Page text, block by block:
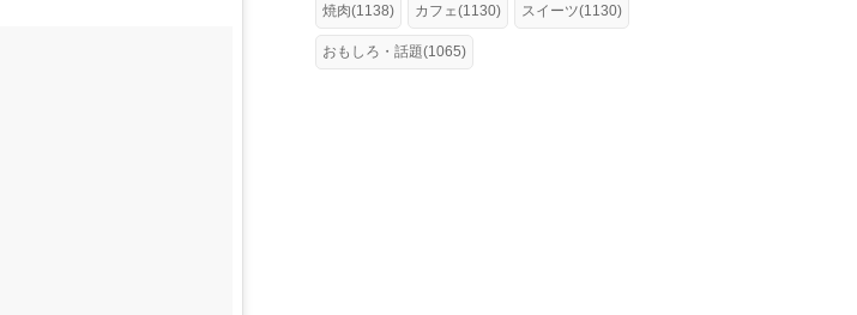
焼肉(1138) カフェ(1130) スイーツ(1130)
おもしろ・話題(1065)